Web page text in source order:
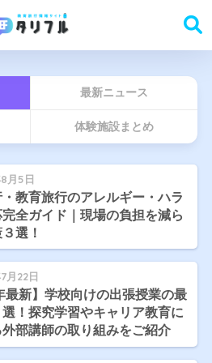
最新ニュース
体験施設まとめ
月5日
・教育旅行のアレルギー・ハラ
全ガイド｜現場の負担を減ら
選！
月22日
最新】学校向けの出張授業の最
！探究学習やキャリア教育に
部講師の取り組みをご紹介